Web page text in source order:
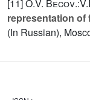
[11]O.V. Becov.:
representation of
(In Russian),